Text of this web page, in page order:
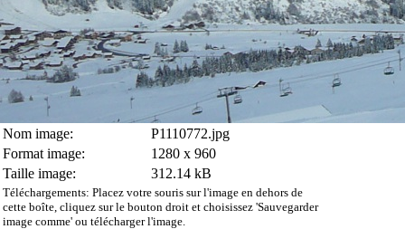
Nom image:
P1110772.jpg
Format image:
1280 x 960
Taille image:
312.14 kB
Téléchargements: Placez votre souris sur l'image en dehors de
cette boîte, cliquez sur le bouton droit et choisissez 'Sauvegarder
image comme' ou télécharger l'image.